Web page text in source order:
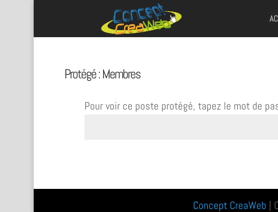
Protégé : Membres
Pour voir ce poste protégé, tapez le mot de
Concept CreaWeb |